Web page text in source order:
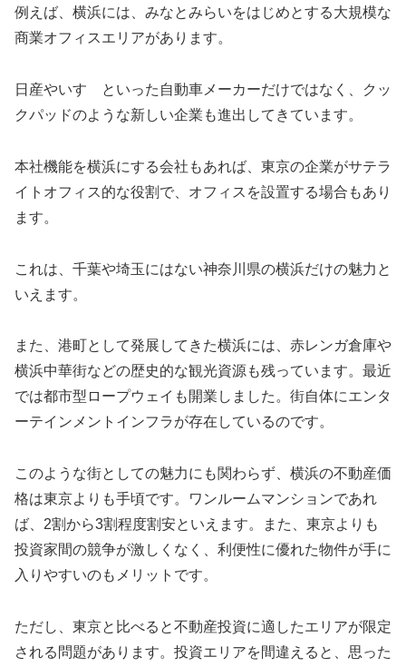
例えば、横浜には、みなとみらいをはじめとする大規模な
商業オフィスエリアがあります。
日産やいすゞといった自動車メーカーだけではなく、クッ
クパッドのような新しい企業も進出してきています。
本社機能を横浜にする会社もあれば、東京の企業がサテラ
イトオフィス的な役割で、オフィスを設置する場合もあり
ます。
これは、千葉や埼玉にはない神奈川県の横浜だけの魅力と
いえます。
また、港町として発展してきた横浜には、赤レンガ倉庫や
横浜中華街などの歴史的な観光資源も残っています。最近
では都市型ロープウェイも開業しました。街自体にエンタ
ーテインメントインフラが存在しているのです。
このような街としての魅力にも関わらず、横浜の不動産価
格は東京よりも手頃です。ワンルームマンションであれ
ば、2割から3割程度割安といえます。また、東京よりも
投資家間の競争が激しくなく、利便性に優れた物件が手に
入りやすいのもメリットです。
ただし、東京と比べると不動産投資に適したエリアが限定
される問題があります。投資エリアを間違えると、思った